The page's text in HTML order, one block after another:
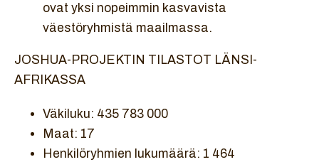
ovat yksi nopeimmin kasvavista
väestöryhmistä maailmassa.
JOSHUA-PROJEKTIN TILASTOT LÄNSI-
AFRIKASSA
Väkiluku: 435 783 000
Maat: 17
Henkilöryhmien lukumäärä: 1 464